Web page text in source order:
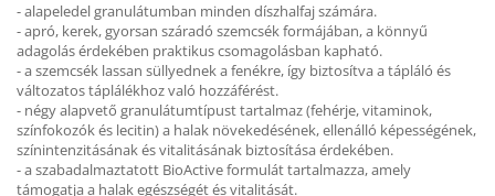
- alapeledel granulátumban minden díszhalfaj számára.
- apró, kerek, gyorsan száradó szemcsék formájában, a könnyű
adagolás érdekében praktikus csomagolásban kapható.
- a szemcsék lassan süllyednek a fenékre, így biztosítva a tápláló és
változatos táplálékhoz való hozzáférést.
- négy alapvető granulátumtípust tartalmaz (fehérje, vitaminok,
színfokozók és lecitin) a halak növekedésének, ellenálló képességének,
színintenzitásának és vitalitásának biztosítása érdekében.
- a szabadalmaztatott BioActive formulát tartalmazza, amely
támogatja a halak egészségét és vitalitását.